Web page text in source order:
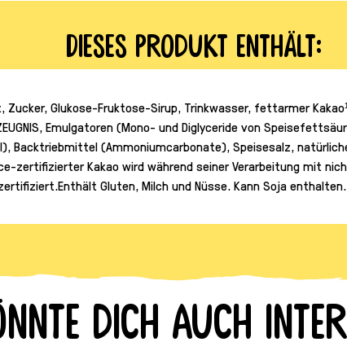
Dieses Produkt enthält:
Glukose-Fruktose-Sirup, Trinkwasser, fettarmer
Emulgatoren (Mono- und Diglyceride von
Backtriebmittel (Ammoniumcarbonate), Speisesalz, natürliches
zertifizierter Kakao wird während seiner Verarbeitung mit
Gluten, Milch und Nüsse. Kann Soja enthalten.
dich auch